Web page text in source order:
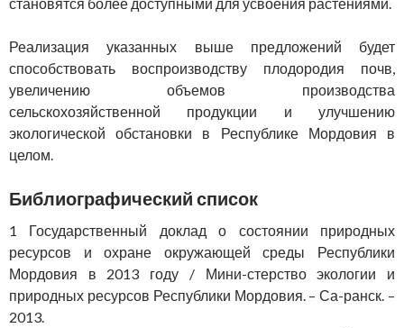
Реализация указанных выше предложений будет
способствовать воспроизводству плодородия почв,
увеличению объемов производства
сельскохозяйственной продукции и улучшению
экологической обстановки в Республике Мордовия в
целом.
Библиографический список
1 Государственный доклад о состоянии природных
ресурсов и охране окружающей среды Республики
Мордовия в 2013 году / Мини-стерство экологии и
природных ресурсов Республики Мордовия. – Са-ранск. –
2013.